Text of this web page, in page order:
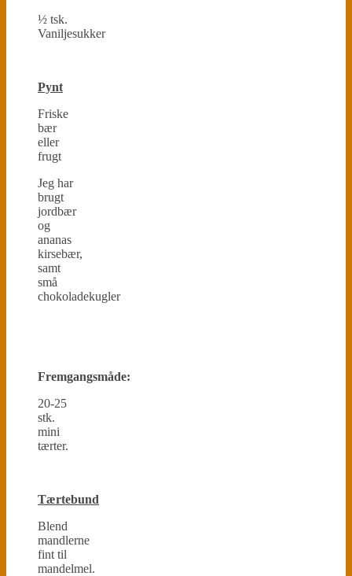
½ tsk.
Vaniljesukker
Pynt
Friske
bær
eller
frugt
Jeg har
brugt
jordbær
og
ananas
kirsebær,
samt
små
chokoladekugler
Fremgangsmåde:
20-25
stk.
mini
tærter.
Tærtebund
Blend
mandlerne
fint til
mandelmel.